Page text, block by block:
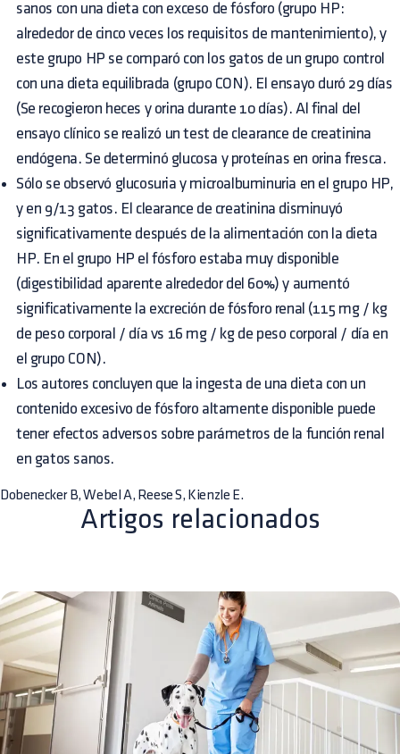
sanos con una dieta con exceso de fósforo (grupo HP:
alrededor de cinco veces los requisitos de mantenimiento), y
este grupo HP se comparó con los gatos de un grupo control
con una dieta equilibrada (grupo CON). El ensayo duró 29 días
(Se recogieron heces y orina durante 10 días). Al final del
ensayo clínico se realizó un test de clearance de creatinina
endógena. Se determinó glucosa y proteínas en orina fresca.
Sólo se observó glucosuria y microalbuminuria en el grupo HP,
y en 9/13 gatos. El clearance de creatinina disminuyó
significativamente después de la alimentación con la dieta
HP. En el grupo HP el fósforo estaba muy disponible
(digestibilidad aparente alrededor del 60%) y aumentó
significativamente la excreción de fósforo renal (115 mg / kg
de peso corporal / día vs 16 mg / kg de peso corporal / día en
el grupo CON).
Los autores concluyen que la ingesta de una dieta con un
contenido excesivo de fósforo altamente disponible puede
tener efectos adversos sobre parámetros de la función renal
en gatos sanos.
Dobenecker B, Webel A, Reese S, Kienzle E.
Artigos relacionados